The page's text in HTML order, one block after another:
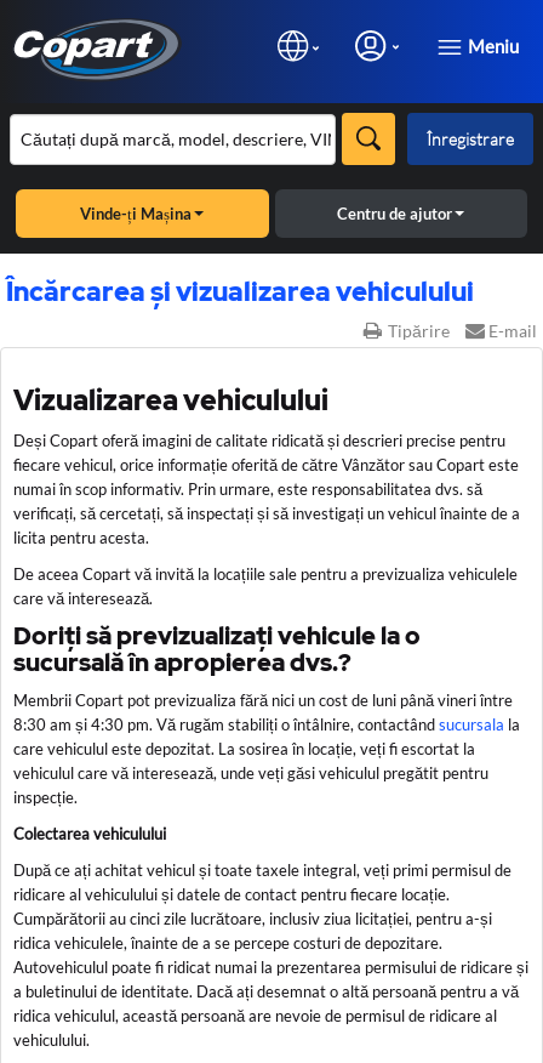
Meniu
Înregistrare
Vinde-ți Mașina Centru de ajutor
Încărcarea și vizualizarea vehiculului
Tipărire E-mail
Vizualizarea vehiculului
Deși Copart oferă imagini de calitate ridicată și descrieri precise pentru
fiecare vehicul, orice informație oferită de către Vânzător sau Copart este
numai în scop informativ. Prin urmare, este responsabilitatea dvs. să
verificați, să cercetați, să inspectați și să investigați un vehicul înainte de a
licita pentru acesta.
De aceea Copart vă invită la locațiile sale pentru a previzualiza vehiculele
care vă interesează.
Doriți să previzualizați vehicule la o
sucursală în apropierea dvs.?
Membrii Copart pot previzualiza fără nici un cost de luni până vineri între
8:30 am și 4:30 pm. Vă rugăm stabiliți o întâlnire, contactândsucursala la
care vehiculul este depozitat. La sosirea în locație, veți fi escortat la
vehiculul care vă interesează, unde veți găsi vehiculul pregătit pentru
inspecție.
Colectarea vehiculului
După ce ați achitat vehicul și toate taxele integral, veți primi permisul de
ridicare al vehiculului și datele de contact pentru fiecare locație.
Cumpărătorii au cinci zile lucrătoare, inclusiv ziua licitației, pentru a-și
ridica vehiculele, înainte de a se percepe costuri de depozitare.
Autovehiculul poate fi ridicat numai la prezentarea permisului de ridicare și
a buletinului de identitate. Dacă ați desemnat o altă persoană pentru a vă
ridica vehiculul, această persoană are nevoie de permisul de ridicare al
vehiculului.